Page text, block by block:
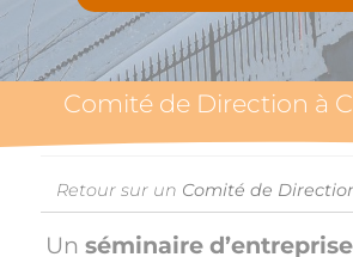
Comité de Direction à
Retour sur un Comité de
Un séminaire d’entreprise